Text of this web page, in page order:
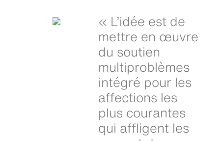
« L’idée est de
mettre en œuvre
du soutien
multiproblèmes
intégré pour les
affections les
plus courantes
qui affligent les